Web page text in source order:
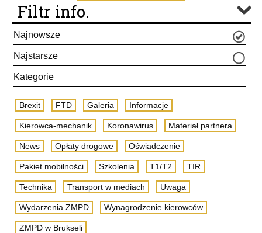
Filtr info.
Najnowsze
Najstarsze
Kategorie
Brexit FTD Galeria Informacje
Kierowca-mechanik Koronawirus Materiał partnera
News Opłaty drogowe Oświadczenie
Pakiet mobilności Szkolenia T1/T2 TIR
Technika Transport w mediach Uwaga
Wydarzenia ZMPD Wynagrodzenie kierowców
ZMPD w Brukseli